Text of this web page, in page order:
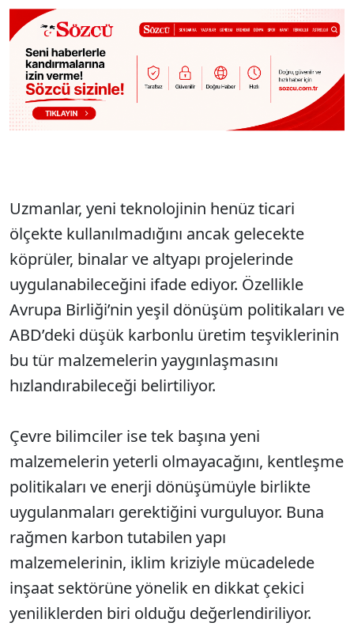
Uzmanlar, yeni teknolojinin henüz ticari
ölçekte kullanılmadığını ancak gelecekte
köprüler, binalar ve altyapı projelerinde
uygulanabileceğini ifade ediyor. Özellikle
Avrupa Birliği’nin yeşil dönüşüm politikaları ve
ABD’deki düşük karbonlu üretim teşviklerinin
bu tür malzemelerin yaygınlaşmasını
hızlandırabileceği belirtiliyor.
Çevre bilimciler ise tek başına yeni
malzemelerin yeterli olmayacağını, kentleşme
politikaları ve enerji dönüşümüyle birlikte
uygulanmaları gerektiğini vurguluyor. Buna
rağmen karbon tutabilen yapı
malzemelerinin, iklim kriziyle mücadelede
inşaat sektörüne yönelik en dikkat çekici
yeniliklerden biri olduğu değerlendiriliyor.